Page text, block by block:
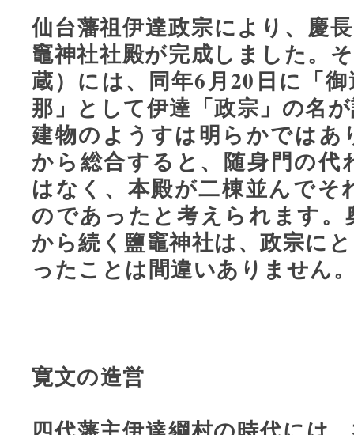
仙台藩祖伊達政宗により、慶
竈神社社殿が完成しました。
蔵）には、同年6月20日に「
那」として伊達「政宗」の名
建物のようすは明らかではあ
から総合すると、随身門の代
はなく、本殿が二棟並んで
のであったと考えられます
から続く鹽竈神社は、政宗に
ったことは間違いありません
寛文の造営